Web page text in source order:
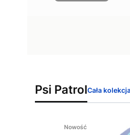
Psi PatrolCała
Nowość